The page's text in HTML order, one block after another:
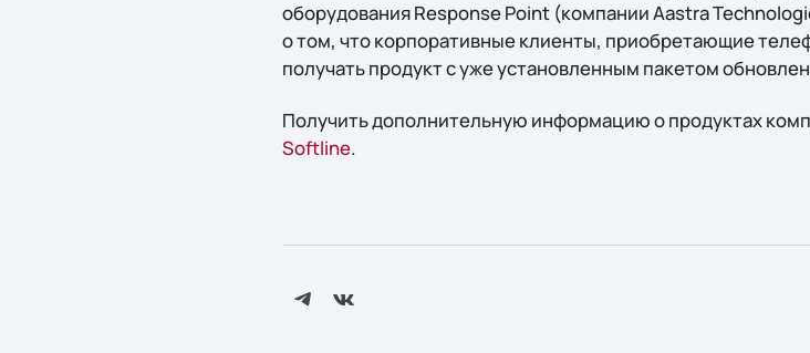
оборудования Response Point (компании Aastra
о том, что корпоративные клиенты, приобретающие
получать продукт с уже установленным пакетом
Получить дополнительную информацию о продуктах
Softline.